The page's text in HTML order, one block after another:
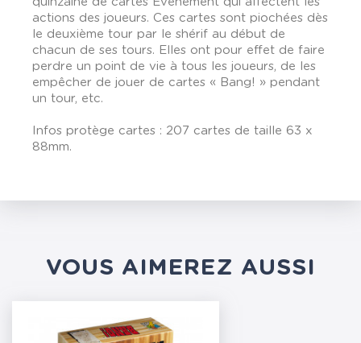
actions des joueurs. Ces cartes sont piochées dès
le deuxième tour par le shérif au début de
chacun de ses tours. Elles ont pour effet de faire
perdre un point de vie à tous les joueurs, de les
empêcher de jouer de cartes « Bang! » pendant
un tour, etc.
Infos protège cartes : 207 cartes de taille 63 x
88mm.
VOUS AIMEREZ AUSSI